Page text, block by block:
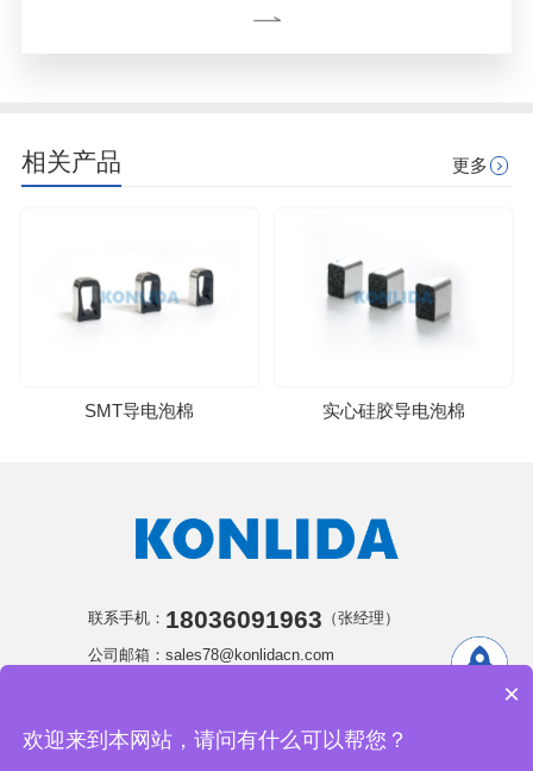
相关产品 更多
SMT导电泡棉 实心硅胶导电泡棉
联系手机： 18036091963 （张经理）
公司邮箱：sales78@konlidacn.com
×
欢迎来到本网站，请问有什么可以帮您？